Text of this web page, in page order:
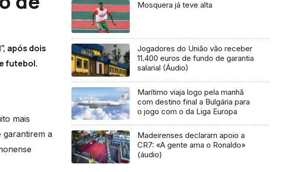
após dois
futebol.
mais
garantirem a
Mosquera já teve alta
Jogadores do União vão receber
11.400 euros de fundo de garantia
salarial (Áudio)
Marítimo viaja logo pela manhã
com destino final a Bulgária para
o jogo com o da Liga Europa
Madeirenses declaram apoio a
CR7: «A gente ama o Ronaldo»
(áudio)